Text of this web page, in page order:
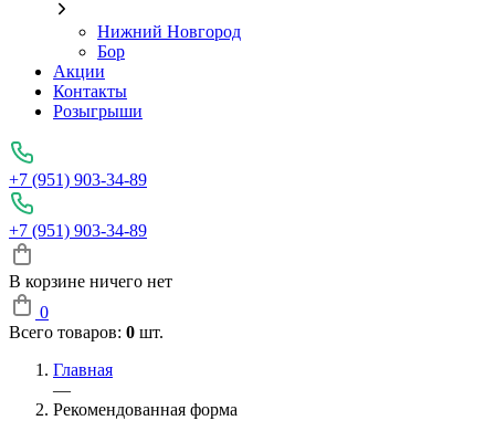
Нижний Новгород
Бор
Акции
Контакты
Розыгрыши
+7 (951) 903-34-89
+7 (951) 903-34-89
В корзине ничего нет
0
Всего товаров: 0 шт.
Главная
—
Рекомендованная форма